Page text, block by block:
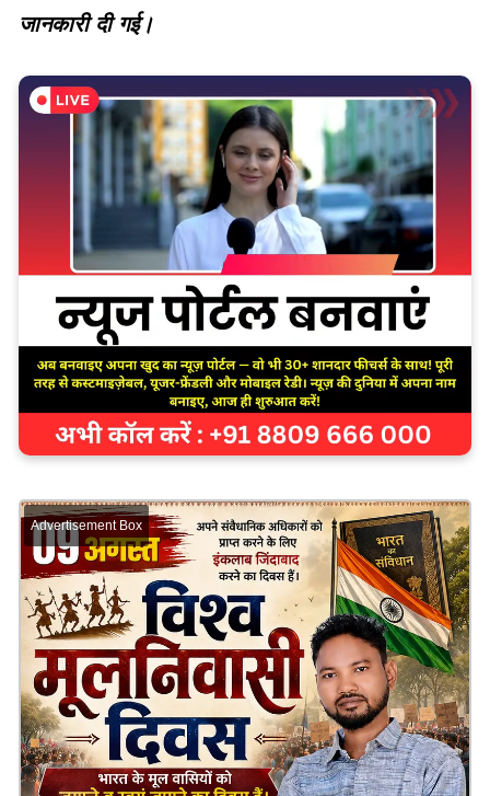
जानकारी दी गई।
Advertisement Box